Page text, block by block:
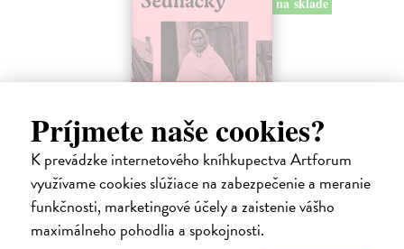
Príjmete naše cookies?
K prevádzke internetového kníhkupectva Artforum
využívame cookies slúžiace na zabezpečenie a meranie
funkčnosti, marketingové účely a zaistenie vášho
maximálneho pohodlia a spokojnosti.
Sedliačky
Kuciel-Frydryszak Joanna| Kniha
„Neplač, dieťa moje. Každá žena je otrokyňa, tak ani ty nebudeš